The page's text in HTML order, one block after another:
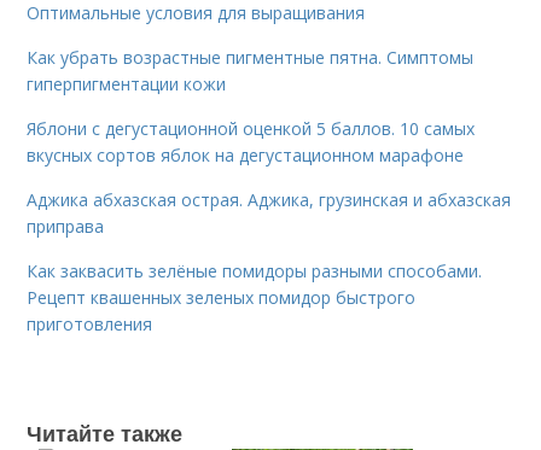
Оптимальные условия для выращивания
Как убрать возрастные пигментные пятна. Симптомы
гиперпигментации кожи
Яблони с дегустационной оценкой 5 баллов. 10 самых
вкусных сортов яблок на дегустационном марафоне
Аджика абхазская острая. Аджика, грузинская и абхазская
приправа
Как заквасить зелёные помидоры разными способами.
Рецепт квашенных зеленых помидор быстрого
приготовления
Читайте также